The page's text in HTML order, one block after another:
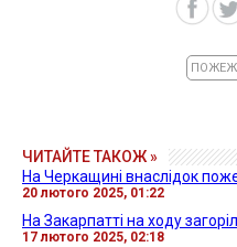
ЧИТАЙТЕ ТАКОЖ »
На Черкащині внаслідок
20 лютого 2025, 01:22
На Закарпатті на ходу
17 лютого 2025, 02:18